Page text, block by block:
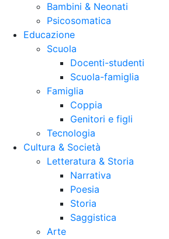
Bambini & Neonati
Psicosomatica
Educazione
Scuola
Docenti-studenti
Scuola-famiglia
Famiglia
Coppia
Genitori e figli
Tecnologia
Cultura & Società
Letteratura & Storia
Narrativa
Poesia
Storia
Saggistica
Arte